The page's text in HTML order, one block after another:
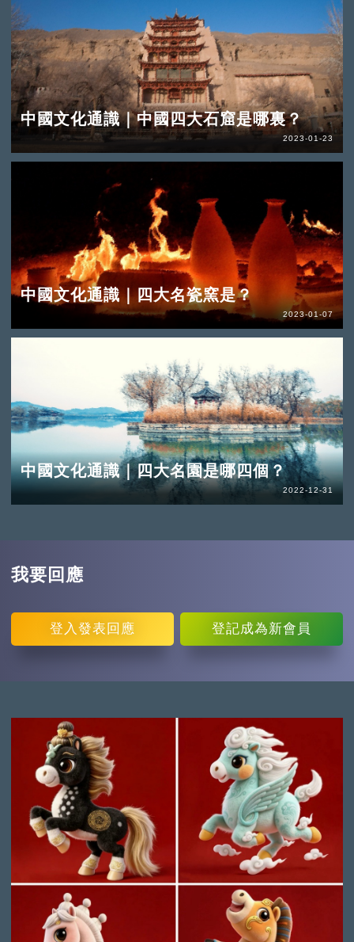
中國文化通識｜中國四大石窟是哪裏？
2023-01-23
中國文化通識｜四大名瓷窯是？
2023-01-07
中國文化通識｜四大名園是哪四個？
2022-12-31
我要回應
登入 發表回應 登記成為新會員